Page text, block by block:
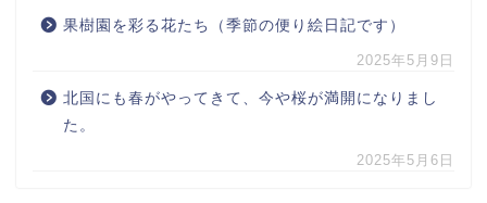
果樹園を彩る花たち（季節の便り絵日記です）
2025年5月9日
北国にも春がやってきて、今や桜が満開になりまし
た。
2025年5月6日